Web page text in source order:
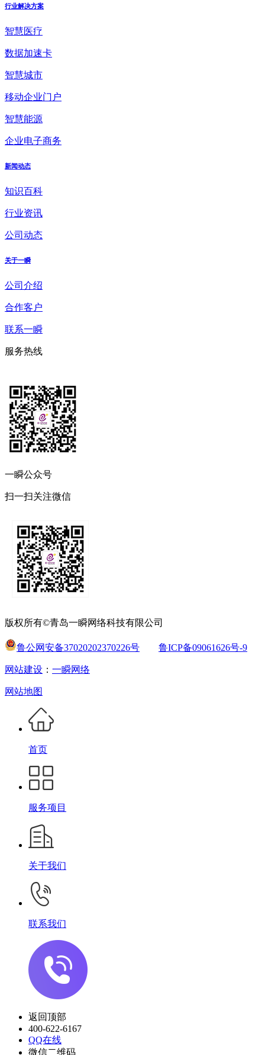
行业解决方案
智慧医疗
数据加速卡
智慧城市
移动企业门户
智慧能源
企业电子商务
新闻动态
知识百科
行业资讯
公司动态
关于一瞬
公司介绍
合作客户
联系一瞬
服务热线
一瞬公众号
扫一扫关注微信
版权所有©青岛一瞬网络科技有限公司
鲁公网安备37020202370226号 鲁ICP备09061626号-9
网站建设 ： 一瞬网络
网站地图
首页
服务项目
关于我们
联系我们
返回顶部
400-622-6167
QQ在线
微信二维码